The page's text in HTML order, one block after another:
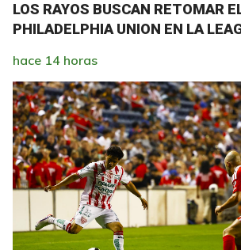
LOS RAYOS BUSCAN RETOMAR
PHILADELPHIA UNION EN LA
hace 14 horas